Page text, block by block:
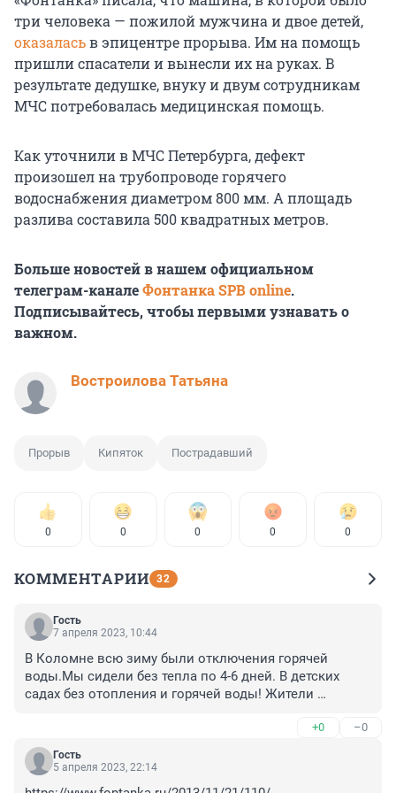
три человека — пожилой мужчина и двое детей,
оказаласьв эпицентре прорыва. Им на помощь
пришли спасатели и вынесли их на руках. В
результате дедушке, внуку и двум сотрудникам
МЧС потребовалась медицинская помощь.
Как уточнили в МЧС Петербурга, дефект
произошел на трубопроводе горячего
водоснабжения диаметром 800 мм. А площадь
разлива составила 500 квадратных метров.
Больше новостей в нашем официальном
телеграм-каналеФонтанка SPB online.
Подписывайтесь, чтобы первыми узнавать о
важном.
Востроилова Татьяна
Прорыв Кипяток Пострадавший
0 0 0 0 0
КОММЕНТАРИИ 32
Гость
7 апреля 2023, 10:44
В Коломне всю зиму были отключения горячей
воды.Мы сидели без тепла по 4-6 дней. В детских
садах без отопления и горячей воды! Жители
прокуратутуур. Все равно копают и копают. трубы не
выдерживают нагрузку.В чатах в ВК человек,который
работал сварщиком,сказал-ребята,это хана. Выделяют
+0 –0
Гость
5 апреля 2023, 22:14